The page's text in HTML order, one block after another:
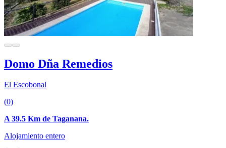
Domo Dña Remedios
El Escobonal
(0)
A 39.5 Km de Taganana.
Alojamiento entero